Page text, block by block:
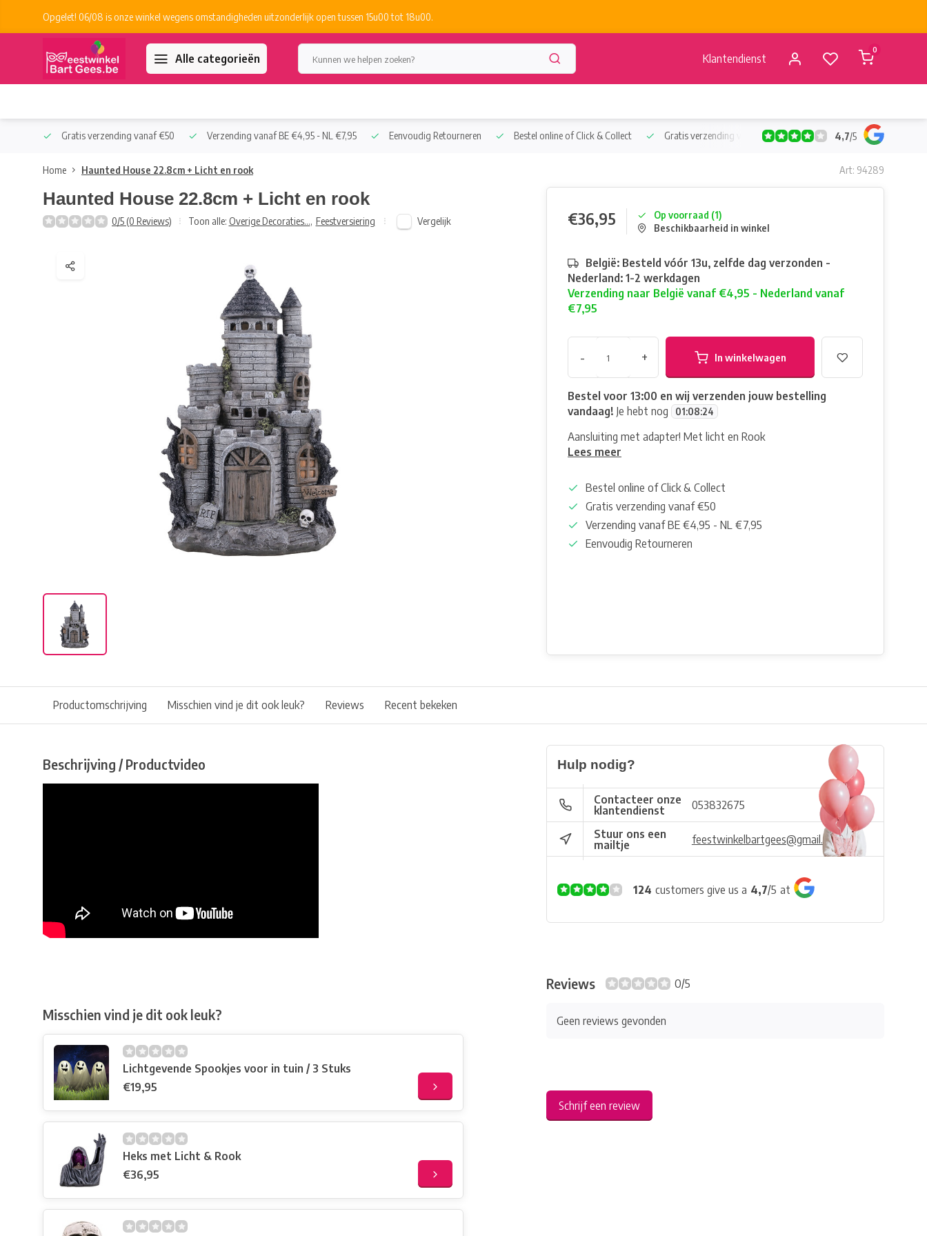
Opgelet! 06/08 is onze winkel wegens omstandigheden uitzonderlijk open tussen 15u00 tot 18u00.
Alle categorieën Klantendienst
0
Gratis verzending vanaf €50 Verzending vanaf BE €4,95 - NL €7,95 Eenvoudig Retourneren Bestel online of Click & Collect Gratis verzending vanaf €50 Verzending vanaf BE €4,95 -
4,7/5
Home Haunted House 22.8cm + Licht en rook Art: 94289
Haunted House 22.8cm + Licht en rook
0/5 (0 Reviews) Toon alle: Overige Decoraties..., Feestversiering Vergelijk €36,95
Op voorraad (1)
Beschikbaarheid in winkel
België: Besteld vóór 13u, zelfde dag verzonden -
Nederland: 1-2 werkdagen
Verzending naar België vanaf €4,95 - Nederland vanaf
€7,95
- + In winkelwagen
Bestel voor 13:00 en wij verzenden jouw bestelling
vandaag! Je hebt nog 01:08:23
Aansluiting met adapter! Met licht en Rook
Lees meer
Bestel online of Click & Collect
Gratis verzending vanaf €50
Verzending vanaf BE €4,95 - NL €7,95
Eenvoudig Retourneren
Productomschrijving Misschien vind je dit ook leuk? Reviews Recent bekeken
Beschrijving / Productvideo
Misschien vind je dit ook leuk?
Lichtgevende Spookjes voor in tuin / 3 Stuks
€19,95
Heks met Licht & Rook
€36,95
Hulp nodig?
Contacteer onze
klantendienst
053832675
Stuur ons een
mailtje
feestwinkelbartgees@gmail.com
124 customers give us a 4,7/5 at
Reviews 0/5
Geen reviews gevonden
Schrijf een review